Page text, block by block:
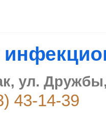
ул.
43-14-39